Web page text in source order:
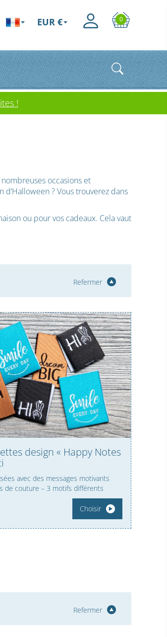
0
EUR €
!
occasions et
? Vous trouverez dans
ou pour vos cadeaux. Cela vaut
Refermer
design « Happy Notes
avec des messages motivants
de couture – 3 motifs différents
Choisir
Refermer